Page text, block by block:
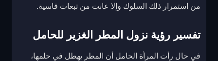
من استمرار ذلك السلوك وإلا عانت من تبعات قاسية.
تفسير رؤية نزول المطر الغزير للحامل
في حال رأت المرأة الحامل أن المطر يهطل في حلمها،